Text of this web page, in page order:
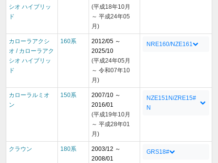
シオ ハイブリッ
ド
(平成18年10月
～ 平成24年05
月)
カローラアクシ
オ / カローラアク
シオ ハイブリッ
ド
160系
2012/05 ～
2025/10
(平成24年05月
～ 令和07年10
月)
NRE160/NZE161
カローラルミオ
ン
150系
2007/10 ～
2016/01
(平成19年10月
～ 平成28年01
月)
NZE151N/ZRE15#
N
クラウン 180系
2003/12 ～
2008/01
GRS18#